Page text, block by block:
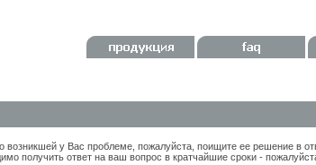
у Вас проблеме, пожалуйста, поищите ее решение в
получить ответ на ваш вопрос в кратчайшие сроки -